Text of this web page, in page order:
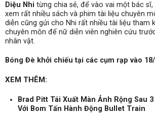
Diệu Nhi từng chia sẻ, để vào vai một bác
xem rất nhiều sách và phim tài liệu chuyên
diễn cũng gửi cho Nhi rất nhiều tài liệu tham
chuyên môn để nữ diễn viên nghiên cứu
nhân vật.
Bóng Đè khởi chiếu tại các cụm rạp vào
XEM THÊM:
Brad Pitt Tái Xuất Màn Ảnh Rộng Sau
Với Bom Tấn Hành Động Bullet Train